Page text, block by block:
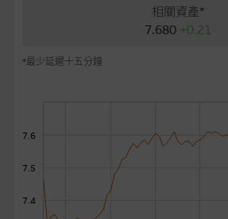
相關資產*
7.680 +0.21
*最少延遲十五分鐘
7.4
7.5
7.6